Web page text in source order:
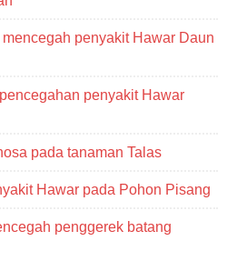
penyakit Hawar Daun
penyakit Hawar
pada tanaman Talas
Hawar pada Pohon Pisang
penggerek batang